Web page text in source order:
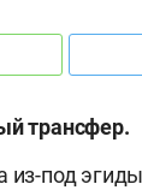
трансфер.
под